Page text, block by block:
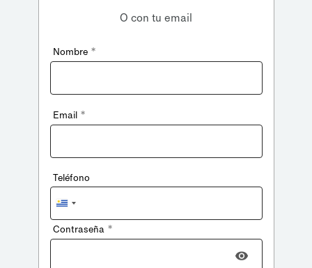
O con tu email
Nombre *
Email *
Teléfono
Uruguay
+598
Contraseña *